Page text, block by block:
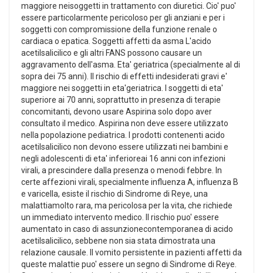
maggiore neisoggetti in trattamento con diuretici. Cio' puo'
essere particolarmente pericoloso per gli anziani e per i
soggetti con compromissione della funzione renale o
cardiaca o epatica. Soggetti affetti da asma L'acido
acetilsalicilico e gli altri FANS possono causare un
aggravamento dell'asma. Eta' geriatrica (specialmente al di
sopra dei 75 anni). Il rischio di effetti indesiderati gravi e'
maggiore nei soggetti in eta'geriatrica. I soggetti di eta'
superiore ai 70 anni, soprattutto in presenza di terapie
concomitanti, devono usare Aspirina solo dopo aver
consultato il medico. Aspirina non deve essere utilizzato
nella popolazione pediatrica. I prodotti contenenti acido
acetilsalicilico non devono essere utilizzati nei bambini e
negli adolescenti di eta' inferioreai 16 anni con infezioni
virali, a prescindere dalla presenza o menodi febbre. In
certe affezioni virali, specialmente influenza A, influenza B
e varicella, esiste il rischio di Sindrome di Reye, una
malattiamolto rara, ma pericolosa per la vita, che richiede
un immediato intervento medico. Il rischio puo' essere
aumentato in caso di assunzionecontemporanea di acido
acetilsalicilico, sebbene non sia stata dimostrata una
relazione causale. Il vomito persistente in pazienti affetti da
queste malattie puo' essere un segno di Sindrome di Reye.